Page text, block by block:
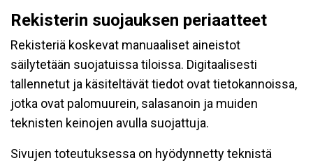
Rekisterin suojauksen periaatteet
Rekisteriä koskevat manuaaliset aineistot
säilytetään suojatuissa tiloissa. Digitaalisesti
tallennetut ja käsiteltävät tiedot ovat tietokannoissa,
jotka ovat palomuurein, salasanoin ja muiden
teknisten keinojen avulla suojattuja.
Sivujen toteutuksessa on hyödynnetty teknistä